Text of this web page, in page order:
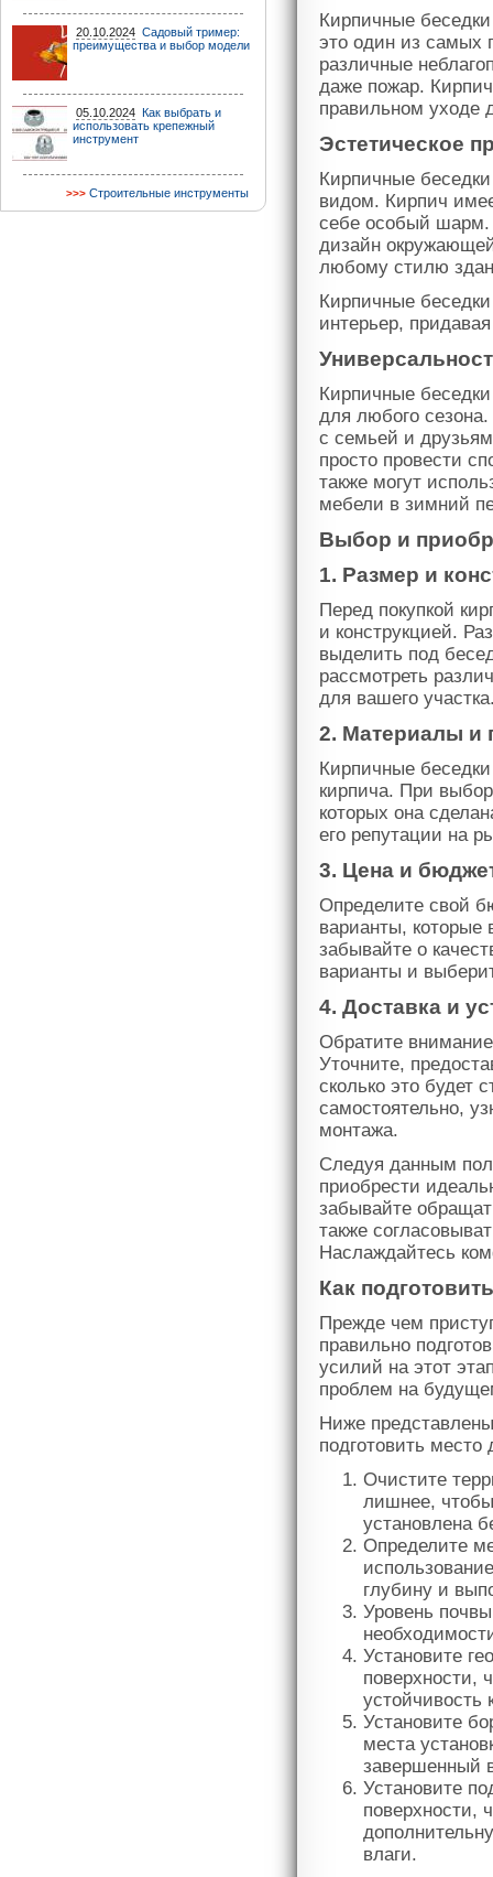
20.10.2024 Садовый тример:
преимущества и выбор модели
05.10.2024 Как выбрать и
использовать крепежный
инструмент
Строительные инструменты
Кирпичные
это один из самых
различные
даже пожар.
правильном уходе
Эстетическое
Кирпичные
видом. Кирпич
себе особый шарм.
дизайн
любому стилю
Кирпичные
интерьер,
Кирпичные
для любого
с семьей и
просто провести
также могут
мебели в зимний
Выбор и
1. Размер и
Перед покупкой
и конструкцией.
выделить под
рассмотреть
для вашего
2. Материалы и
Кирпичные
кирпича. При
которых она
его репутации на
3. Цена и
Определите свой
варианты,
забывайте о
варианты и
4. Доставка и
Обратите
Уточните,
сколько это будет
самостоятельно,
монтажа.
Следуя данным
приобрести
забывайте
также
Наслаждайтесь
Как
Прежде чем
правильно
усилий на этот
проблем на
Ниже
подготовить место
Очистите
лишнее, чтобы
установлена
Определите
глубину и
Уровень
Установите
поверхности,
устойчивость
Установите
места
завершенный
Установите
поверхности,
влаги.